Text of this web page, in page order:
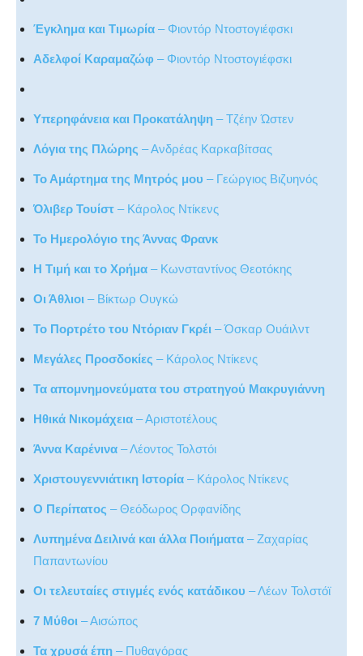
Έγκλημα και Τιμωρία – Φιοντόρ Ντοστογιέφσκι
Αδελφοί Καραμαζώφ – Φιοντόρ Ντοστογιέφσκι
Υπερηφάνεια και Προκατάληψη – Τζέην Ώστεν
Λόγια της Πλώρης – Ανδρέας Καρκαβίτσας
Το Αμάρτημα της Μητρός μου – Γεώργιος Βιζυηνός
Όλιβερ Τουίστ – Κάρολος Ντίκενς
Το Ημερολόγιο της Άννας Φρανκ
Η Τιμή και το Χρήμα – Κωνσταντίνος Θεοτόκης
Οι Άθλιοι – Βίκτωρ Ουγκώ
Το Πορτρέτο του Ντόριαν Γκρέι – Όσκαρ Ουάιλντ
Μεγάλες Προσδοκίες – Κάρολος Ντίκενς
Τα απομνημονεύματα του στρατηγού Μακρυγιάννη
Ηθικά Νικομάχεια – Αριστοτέλους
Άννα Καρένινα – Λέοντος Τολστόι
Χριστουγεννιάτικη Ιστορία – Κάρολος Ντίκενς
Ο Περίπατος – Θεόδωρος Ορφανίδης
Λυπημένα Δειλινά και άλλα Ποιήματα – Ζαχαρίας
Παπαντωνίου
Οι τελευταίες στιγμές ενός κατάδικου – Λέων Τολστόϊ
7 Μύθοι – Αισώπος
Τα χρυσά έπη – Πυθαγόρας